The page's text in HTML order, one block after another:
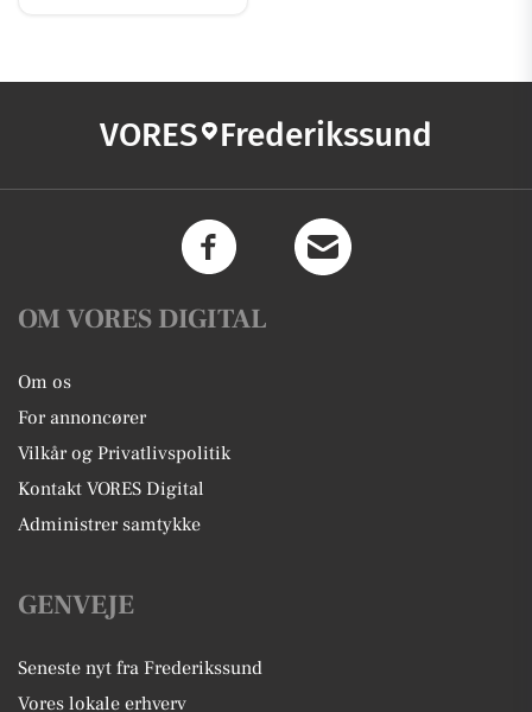
VORES Frederikssund
OM VORES DIGITAL
Om os
For annoncører
Vilkår og Privatlivspolitik
Kontakt VORES Digital
Administrer samtykke
GENVEJE
Seneste nyt fra Frederikssund
Vores lokale erhverv